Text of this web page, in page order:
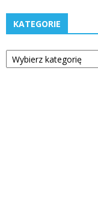
KATEGORIE
Kategorie